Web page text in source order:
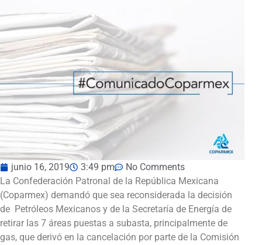
junio 16, 2019 3:49 pm
No Comments
La Confederación Patronal de la República Mexicana
(Coparmex) demandó que sea reconsiderada la decisión
de Petróleos Mexicanos y de la Secretaría de Energía de
retirar las 7 áreas puestas a subasta, principalmente de
gas, que derivó en la cancelación por parte de la Comisión